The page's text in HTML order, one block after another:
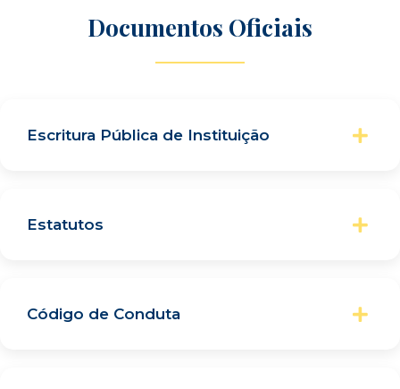
Documentos Oficiais
Escritura Pública de Instituição
Estatutos
Código de Conduta